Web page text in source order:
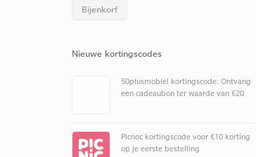
Bijenkorf
Nieuwe kortingscodes
50plusmobiel kortingscode: Ontvang
een cadeaubon ter waarde van €20
Picnoc kortingscode voor €10 korting
op je eerste bestelling